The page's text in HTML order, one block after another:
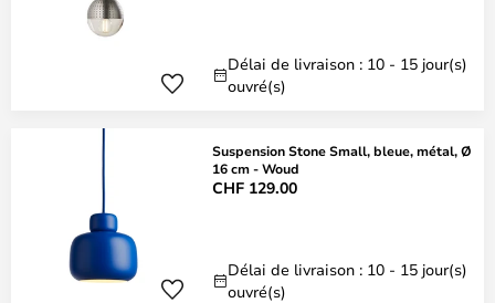
Délai de livraison : 10 - 15 jour(s)
ouvré(s)
Suspension Stone Small, bleue, métal, Ø
16 cm - Woud
CHF 129.00
Délai de livraison : 10 - 15 jour(s)
ouvré(s)